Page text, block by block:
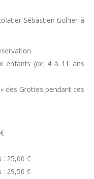
Sébastien Gohier à
enfants (de 4 à 11 ans
des Grottes pendant ces
: 25,00 €
: 29,50 €